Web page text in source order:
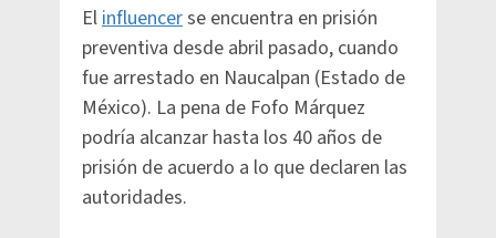
El influencerse encuentra en prisión
preventiva desde abril pasado, cuando
fue arrestado en Naucalpan (Estado de
México). La pena de Fofo Márquez
podría alcanzar hasta los 40 años de
prisión de acuerdo a lo que declaren las
autoridades.